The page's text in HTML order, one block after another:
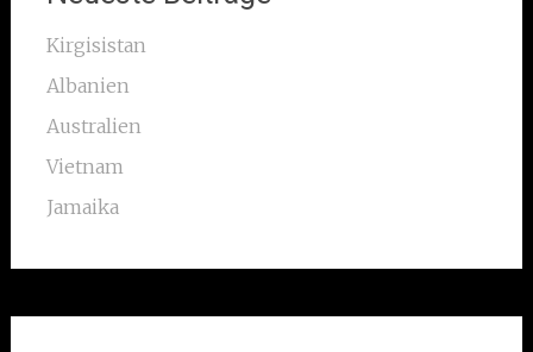
Kirgisistan
Albanien
Australien
Vietnam
Jamaika